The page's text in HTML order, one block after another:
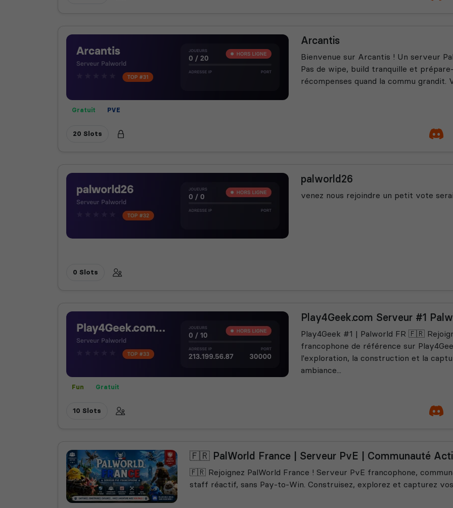
Gratuit PVE
Arcantis
Bienvenue sur Arcantis ! Un serveur
Pas de wipe, build tranquille et
récompenses quand la commu grandit.
20 Slots
palworld26
venez nous rejoindre un petit vote
0 Slots
Fun Gratuit
Play4Geek.com Serveur #1
Play4Geek #1 | Palworld FR 🇫🇷
francophone de référence sur
l'exploration, la construction et la
ambiance...
10 Slots
🇫🇷 PalWorld France | Serveur PvE | Communauté
🇫🇷 Rejoignez PalWorld France ! Serveur PvE francophone,
staff réactif, sans Pay-to-Win. Construisez, explorez et capturez vos